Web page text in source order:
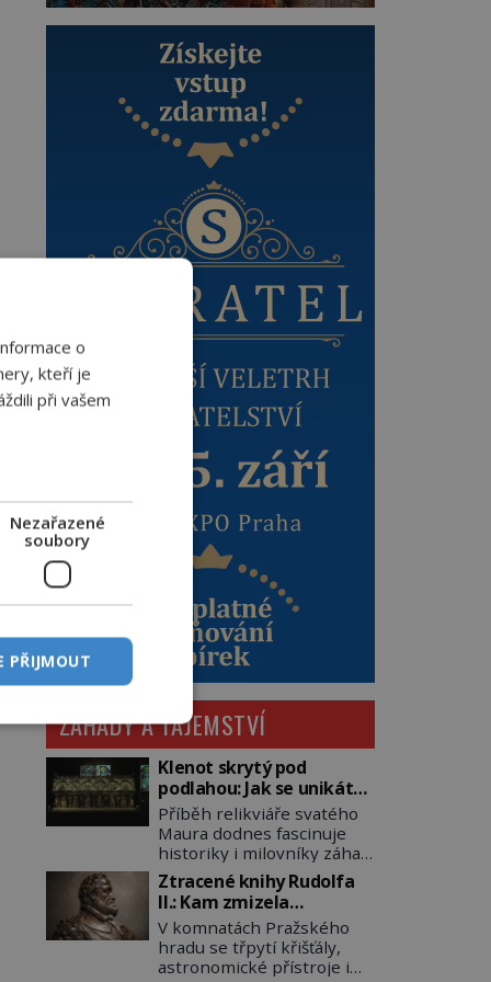
ZÁHADY A TAJEMSTVÍ
Klenot skrytý pod
podlahou: Jak se unikátní
románský poklad dostal
do zapadlého Bečova?
Příběh relikviáře svatého
Maura dodnes fascinuje
historiky i milovníky záhad
po celém světě. Tato
románská zlatnická
památka ze 13. století je
po českých korunovačních
klenotech druhým
nejcennějším movitým
Ztracené knihy Rudolfa
II.: Kam zmizela
nejzáhadnější knihovna
Evropy?
V komnatách Pražského
hradu se třpytí křišťály,
astronomické přístroje i
o
kteří je
při vašem
Nezařazené
soubory
PŘIJMOUT